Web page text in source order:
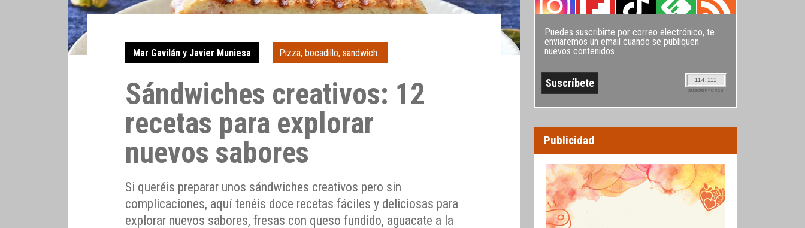
Mar Gavilán y Javier Muniesa Pizza, bocadillo, sandwich...
Sándwiches creativos: 12
recetas para explorar
nuevos sabores
Si queréis preparar unos sándwiches creativos pero sin
complicaciones, aquí tenéis doce recetas fáciles y deliciosas para
explorar nuevos sabores, fresas con queso fundido, aguacate a la
Puedes suscribirte por correo electrónico, te
enviaremos un email cuando se publiquen
nuevos contenidos
114.111
SUSCRIPTORES
Publicidad